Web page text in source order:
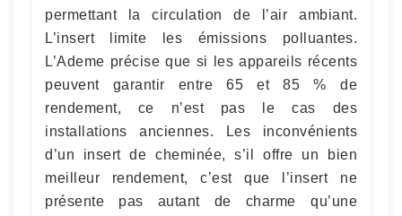
permettant la circulation de l’air ambiant.
L’insert limite les émissions polluantes.
L’Ademe précise que si les appareils récents
peuvent garantir entre 65 et 85 % de
rendement, ce n’est pas le cas des
installations anciennes. Les inconvénients
d’un insert de cheminée, s’il offre un bien
meilleur rendement, c’est que l’insert ne
présente pas autant de charme qu’une